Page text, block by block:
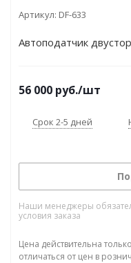
Артикул: DF-633
Автоподатчик
56 000 руб./шт
Срок 2-5 дней
Наши менеджеры
условия заказа
Цена действительна
отличаться от цен в